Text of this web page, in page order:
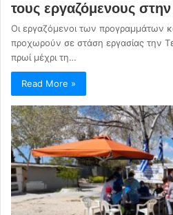
τους εργαζόμενους
Οι εργαζόμενοι των προγραμμάτων
προχωρούν σε στάση εργασίας την
πρωί μέχρι τη…
Read More »